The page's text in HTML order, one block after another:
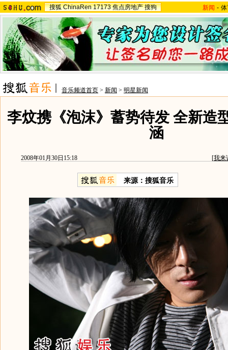
搜狐 ChinaRen 17173 焦点房地产 搜狗 新闻 -
音乐频道首页 > 新闻 > 明星新闻
李炆携《泡沫》蓄势待发 全新造
涵
2008年01月30日15:18 [我来
来源：搜狐音乐